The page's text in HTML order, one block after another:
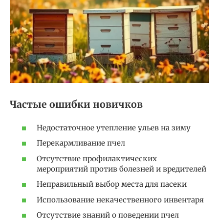
Частые ошибки новичков
Недостаточное утепление ульев на зиму
Перекармливание пчел
Отсутствие профилактических
мероприятий против болезней и вредителей
Неправильный выбор места для пасеки
Использование некачественного инвентаря
Отсутствие знаний о поведении пчел